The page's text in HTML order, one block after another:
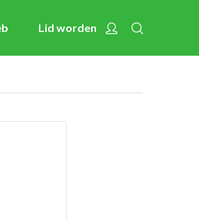
Lid worden Account
Nieuws